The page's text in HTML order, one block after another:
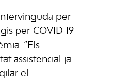
per
per COVID 19
“Els
assistencial ja
el